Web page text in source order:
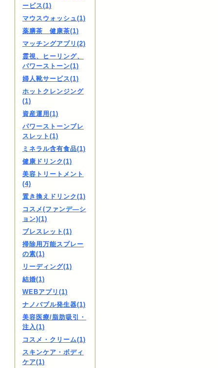
ービス(1)
マウスウォッシュ(1)
薬膳茶 健康茶(1)
マッチングアプリ(2)
霊視、ヒーリング、
パワーストーン(1)
婦人靴サービス(1)
ホットクレンジング
(1)
資産運用(1)
パワーストーンブレ
スレット(1)
ミネラル含有食品(1)
健康ドリンク(1)
美容トリートメント
(4)
置き換えドリンク(1)
コスメ(ファンデ―シ
ョン)(1)
ブレスレット(1)
掃除用万能スプレー
の素(1)
リーディング(1)
結婚(1)
WEBアプリ(1)
ナノバブル発生器(1)
美容医療/脂肪吸引・
注入(1)
コスメ・クリーム(1)
スキンケア・ボディ
ケア(1)